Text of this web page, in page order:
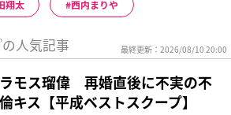
翔太 西内まりや
人気記事 最終更新：2026/08/10 20:00
ラモス瑠偉 再婚直後に不実の不
倫キス【平成ベストスクープ】